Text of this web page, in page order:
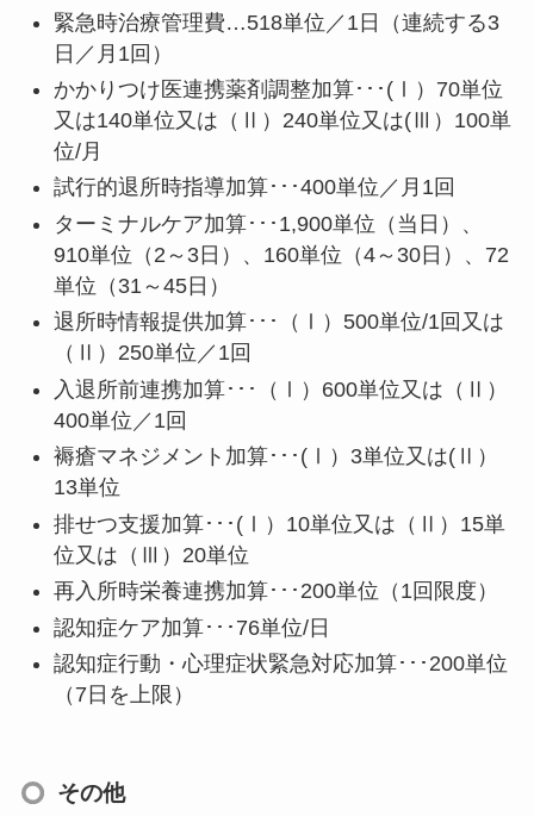
緊急時治療管理費…518単位／1日（連続する3
日／月1回）
かかりつけ医連携薬剤調整加算･･･(Ⅰ）70単位
又は140単位又は（Ⅱ）240単位又は(Ⅲ）100単
位/月
試行的退所時指導加算･･･400単位／月1回
ターミナルケア加算･･･1,900単位（当日）、
910単位（2～3日）、160単位（4～30日）、72
単位（31～45日）
退所時情報提供加算･･･（Ⅰ）500単位/1回又は
（Ⅱ）250単位／1回
入退所前連携加算･･･（Ⅰ）600単位又は（Ⅱ）
400単位／1回
褥瘡マネジメント加算･･･(Ⅰ）3単位又は(Ⅱ）
13単位
排せつ支援加算･･･(Ⅰ）10単位又は（Ⅱ）15単
位又は（Ⅲ）20単位
再入所時栄養連携加算･･･200単位（1回限度）
認知症ケア加算･･･76単位/日
認知症行動・心理症状緊急対応加算･･･200単位
（7日を上限）
その他